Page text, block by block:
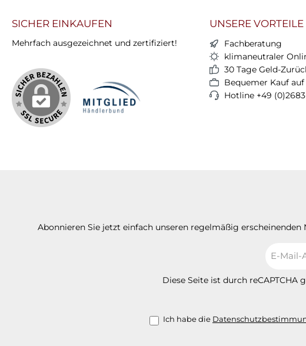
SICHER EINKAUFEN
Mehrfach ausgezeichnet und zertifiziert!
UNSERE VORTEILE
Fachberatung
klimaneutraler
30 Tage Geld-
Bequemer Kauf
Hotline +49
Abonnieren Sie jetzt einfach unseren regelmäßig
Mail-
Diese Seite ist durch reCAPTCHA
Ich habe die